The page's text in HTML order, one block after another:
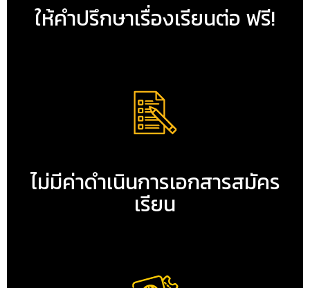
ให้คำปรึกษาเรื่องเรียนต่อ ฟรี!
ไม่มีค่าดำเนินการเอกสารสมัคร
เรียน